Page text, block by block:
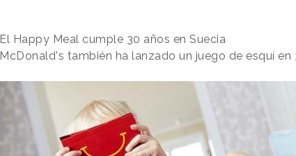
El Happy Meal cumple 30 años en Suecia
McDonald's también ha lanzado un juego de esquí en